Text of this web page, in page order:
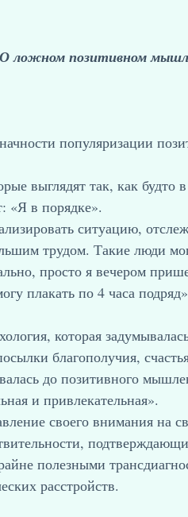
О ложном позитивном
популяризации
выглядят так, как будто
«Я в порядке».
ситуацию,
трудом. Такие люди
просто я вечером
плакать по 4 часа подряд»
которая
благополучия,
до позитивного
и привлекательная».
своего внимания на
полезными
расстройств.